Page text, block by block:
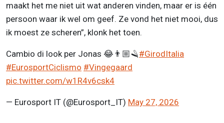
maakt het me niet uit wat anderen vinden, maar er is één
persoon waar ik wel om geef. Ze vond het niet mooi, dus
ik moest ze scheren”, klonk het toen.
Cambio di look per Jonas 😂👨🏼🪒#GirodItalia
#EurosportCiclismo #Vingegaard
pic.twitter.com/w1R4v6csk4
— Eurosport IT (@Eurosport_IT) May 27, 2026